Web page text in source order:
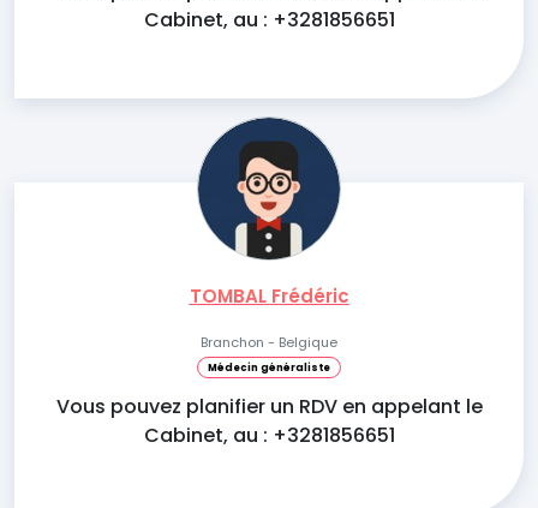
Cabinet, au : +3281856651
TOMBAL Frédéric
Branchon - Belgique
Médecin généraliste
Vous pouvez planifier un RDV en appelant le
Cabinet, au : +3281856651